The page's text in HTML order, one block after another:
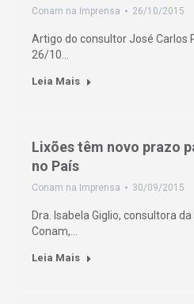
Conam na Imprensa 26/10/2015
Artigo do consultor José Carlos
26/10…
Leia Mais
Lixões têm novo prazo
no País
Conam na Imprensa 30/09/2015
Dra. Isabela Giglio, consultora
Conam,…
Leia Mais